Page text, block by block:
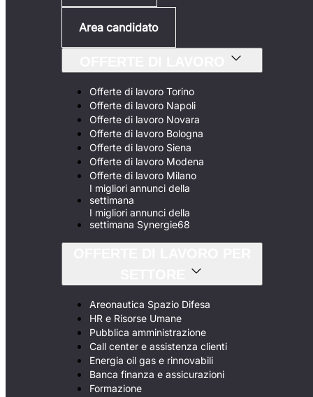
Area candidato
Offerte di lavoro Torino
Offerte di lavoro Napoli
Offerte di lavoro Novara
Offerte di lavoro Bologna
Offerte di lavoro Siena
Offerte di lavoro Modena
Offerte di lavoro Milano
I migliori annunci della
settimana
I migliori annunci della
settimana Synergie68
Areonautica Spazio Difesa
HR e Risorse Umane
Pubblica amministrazione
Call center e assistenza clienti
Energia oil gas e rinnovabili
Banca finanza e assicurazioni
Formazione